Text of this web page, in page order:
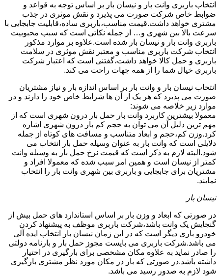
انتخاب باربری وانت بار و نیسان بار بر اساس توجه به قواعد و
ضوابط خاص شرکت صورت می پذیرد و نقش موثری در جذب
مشتری خواهد داشت.قیمت مناسب،باربری ساده،قابلیت جابجایی با
سرعت بالا بین شهری و… از جمله نکاتی است که سبب محبوبیت
باربری وانت بار و نیسان بار شده است.علاوه بر موارد مذکور
انتخاب شرکت باربری مناسب و معتبر نقش موثری در سلامت
باربری و حمل کالا خواهد داشت،گفتنی است که اعتبار شرکت
باربری خیال شما را از همه جهات راحت می کند.
انتخاب نیسان بار و وانت بار بر اساس اندازه بار و نیاز مشتریان
صورت می پذیرد که هر یک از آن ها شرایط خاص خود را دارند و در
موارد زیر خلاصه می شوند:
معمولا بیشترین کاربرد وانت بار حمل بار درون شهری است که از
مهم ترین دلیل آن می توان به حجم کم بار درون شهری اشاره
کرد.وزن کم،حجم و ابعاد متناسب و مسافت های کوتاه از جمله
دلایلی است که وانت بار به عنوان وسیله حمل بار انتخاب می
شود.البته لازم به ذکر است که قیمت نرخ حمل بار به وسیله وانت
کمتر از نیسان است و همین امر سبب شده که معمولا افراد و
مشتریان برای جابجایی و باربری بین شهری وانت بار را انتخاب
نمایند.
نیسان بار
در صورتی که ابعاد و وزن بار بر اساس استاندارد های حمل بیش از
گنجایش یک وانت باشد،شرکت باربری موظف به پیشنهاد کردن
خودرو باری دیگر است که در این زمان نیسان بار انتخاب ایده آلی
می باشد.شرکت باربری می بایست مجوز حمل بار و بارنامه دولتی
را صادر نماید به علاوه مکان مشخصی برای بارگیری در اختیار
داشته باشد.در صورتی که بار در مکان مورد نظر مشتری بارگیری
شود لازم به صدور رسید می باشد.